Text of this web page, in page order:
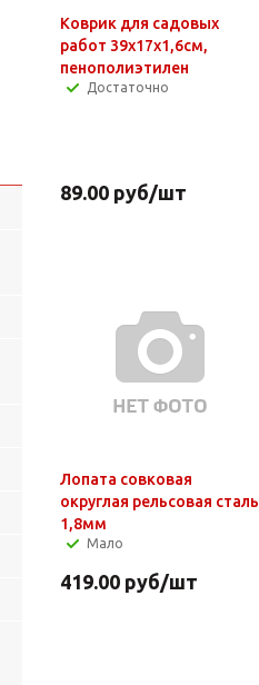
Коврик для садовых
работ 39x17x1,6см,
пенополиэтилен
Достаточно
89.00 руб/шт
Лопата совковая
округлая рельсовая сталь
1,8мм
Мало
419.00 руб/шт